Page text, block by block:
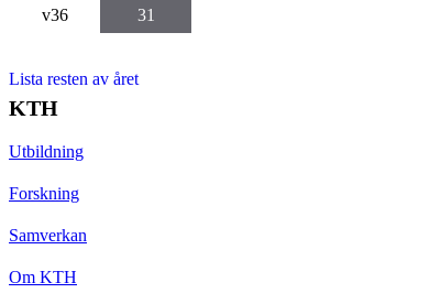
v36
31
Lista resten av året
KTH
Utbildning
Forskning
Samverkan
Om KTH